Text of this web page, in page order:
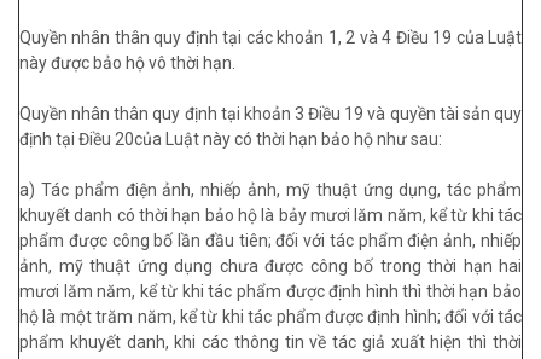
Quyền nhân thân quy định tại các khoản 1, 2 và 4 Điều 19 của Luật
này được bảo hộ vô thời hạn.
Quyền nhân thân quy định tại khoản 3 Điều 19 và quyền tài sản quy
định tại Điều 20của Luật này có thời hạn bảo hộ như sau:
a) Tác phẩm điện ảnh, nhiếp ảnh, mỹ thuật ứng dụng, tác phẩm
khuyết danh có thời hạn bảo hộ là bảy mươi lăm năm, kể từ khi tác
phẩm được công bố lần đầu tiên; đối với tác phẩm điện ảnh, nhiếp
ảnh, mỹ thuật ứng dụng chưa được công bố trong thời hạn hai
mươi lăm năm, kể từ khi tác phẩm được định hình thì thời hạn bảo
hộ là một trăm năm, kể từ khi tác phẩm được định hình; đối với tác
phẩm khuyết danh, khi các thông tin về tác giả xuất hiện thì thời